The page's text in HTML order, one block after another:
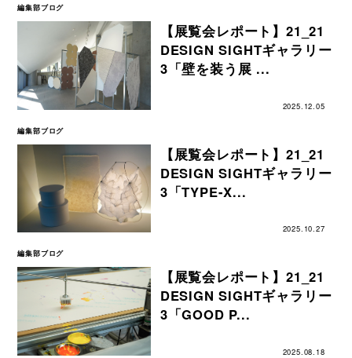
編集部ブログ
【展覧会レポート】21_21
DESIGN SIGHTギャラリー
3「壁を装う展 ...
2025.12.05
編集部ブログ
【展覧会レポート】21_21
DESIGN SIGHTギャラリー
3「TYPE-X...
2025.10.27
編集部ブログ
【展覧会レポート】21_21
DESIGN SIGHTギャラリー
3「GOOD P...
2025.08.18